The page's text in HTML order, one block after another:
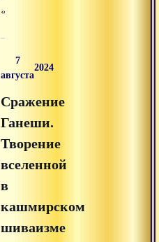
«Почему
Ганешу
перед
ритуальными
практиками»
«аудиолекции»
на
Advayta.org.
7
августа
2024
Сражение
Ганеши.
Творение
вселенной
в
кашмирском
шиваизме